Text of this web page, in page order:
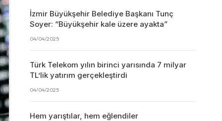
İzmir Büyükşehir Belediye Başkanı Tunç
Soyer: “Büyükşehir kale üzere ayakta”
04/04/2025
Türk Telekom yılın birinci yarısında 7 milyar
TL’lik yatırım gerçekleştirdi
04/04/2025
Hem yarıştılar, hem eğlendiler